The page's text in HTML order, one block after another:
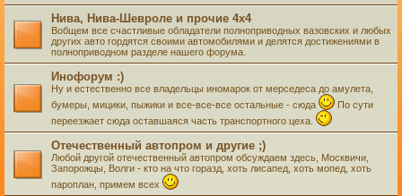
Нива, Нива-Шевроле и прочие 4х4
Вобщем все счастливые обладатели полноприводных вазовских и любых
других авто гордятся своими автомобилями и делятся достижениями в
полноприводном разделе нашего форума.
Инофорум :)
Ну и естественно все владельцы иномарок от мерседеса до амулета,
бумеры, мицики, пыжики и все-все-все остальные - сюда
По сути
переезжает сюда оставшаяся часть транспортного цеха.
Отечественный автопром и другие ;)
Любой другой отечественный автопром обсуждаем здесь, Москвичи,
Запорожцы, Волги - кто на что горазд, хоть лисапед, хоть мопед, хоть
пароплан, примем всех